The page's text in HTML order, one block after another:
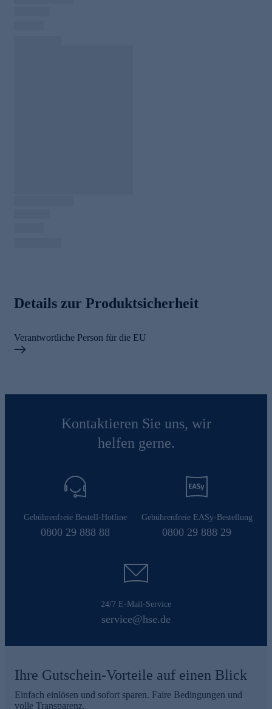
Details zur Produktsicherheit
Verantwortliche Person für die EU
Kontaktieren Sie uns, wir
helfen gerne.
Gebührenfreie Bestell-Hotline
0800 29 888 88
Gebührenfreie EASy-Bestellung
0800 29 888 29
24/7 E-Mail-Service
service@hse.de
Ihre Gutschein-Vorteile auf einen Blick
Einfach einlösen und sofort sparen. Faire Bedingungen und
volle Transparenz.